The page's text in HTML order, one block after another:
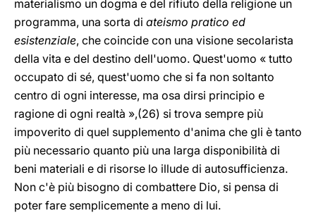
materialismo un dogma e del rifiuto della religione un
programma, una sorta di ateismo pratico ed
esistenziale, che coincide con una visione secolarista
della vita e del destino dell'uomo. Quest'uomo « tutto
occupato di sé, quest'uomo che si fa non soltanto
centro di ogni interesse, ma osa dirsi principio e
ragione di ogni realtà »,(26) si trova sempre più
impoverito di quel supplemento d'anima che gli è tanto
più necessario quanto più una larga disponibilità di
beni materiali e di risorse lo illude di autosufficienza.
Non c'è più bisogno di combattere Dio, si pensa di
poter fare semplicemente a meno di lui.